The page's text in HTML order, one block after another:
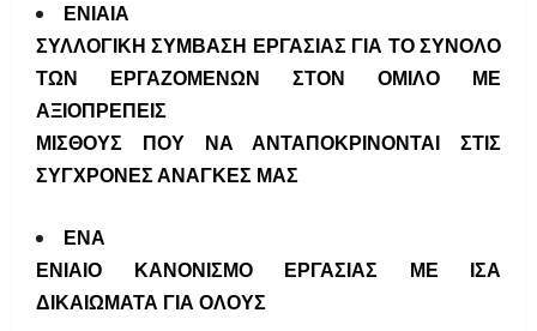
ΕΝΙΑΙΑ
ΣΥΛΛΟΓΙΚΗ ΣΥΜΒΑΣΗ ΕΡΓΑΣΙΑΣ ΓΙΑ ΤΟ ΣΥΝΟΛΟ
ΤΩΝ ΕΡΓΑΖΟΜΕΝΩΝ ΣΤΟΝ ΟΜΙΛΟ ΜΕ
ΑΞΙΟΠΡΕΠΕΙΣ
ΜΙΣΘΟΥΣ ΠΟΥ ΝΑ ΑΝΤΑΠΟΚΡΙΝΟΝΤΑΙ ΣΤΙΣ
ΣΥΓΧΡΟΝΕΣ ΑΝΑΓΚΕΣ ΜΑΣ
ΕΝΑ
ΕΝΙΑΙΟ ΚΑΝΟΝΙΣΜΟ ΕΡΓΑΣΙΑΣ ΜΕ ΙΣΑ
ΔΙΚΑΙΩΜΑΤΑ ΓΙΑ ΟΛΟΥΣ